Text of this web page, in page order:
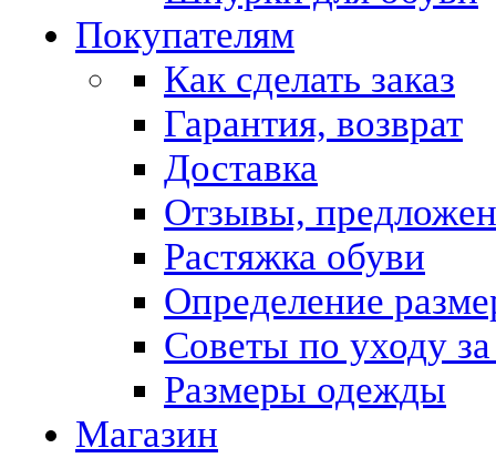
Покупателям
Как сделать заказ
Гарантия, возврат
Доставка
Отзывы,
Растяжка обуви
Определение
Советы по уходу
Размеры одежды
Магазин